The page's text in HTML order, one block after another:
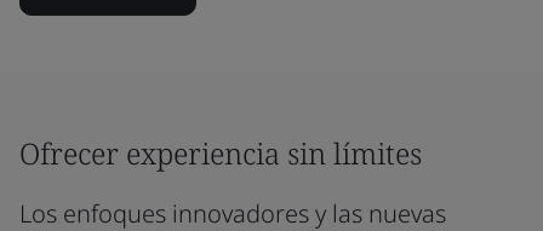
Ofrecer experiencia sin límites
Los enfoques innovadores y las nuevas